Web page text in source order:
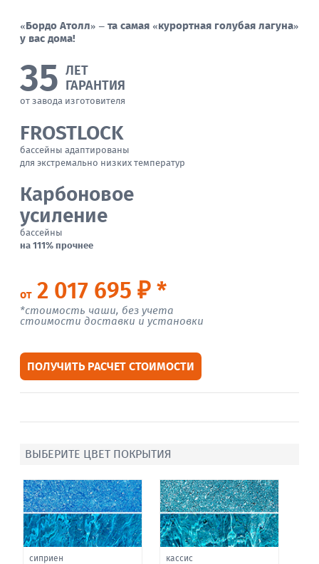
«Бордо Атолл» – та самая «курортная голубая лагуна»
у вас дома!
35 ЛЕТ
ГАРАНТИЯ
от завода изготовителя
FROSTLOCK
бассейны адаптированы
для экстремально низких температур
Карбоновое
усиление
бассейны
на 111% прочнее
от2 017 695 ₽ *
*стоимость чаши, без учета
стоимости доставки и установки
ПОЛУЧИТЬ РАСЧЕТ СТОИМОСТИ
ВЫБЕРИТЕ ЦВЕТ ПОКРЫТИЯ
сиприен кассис